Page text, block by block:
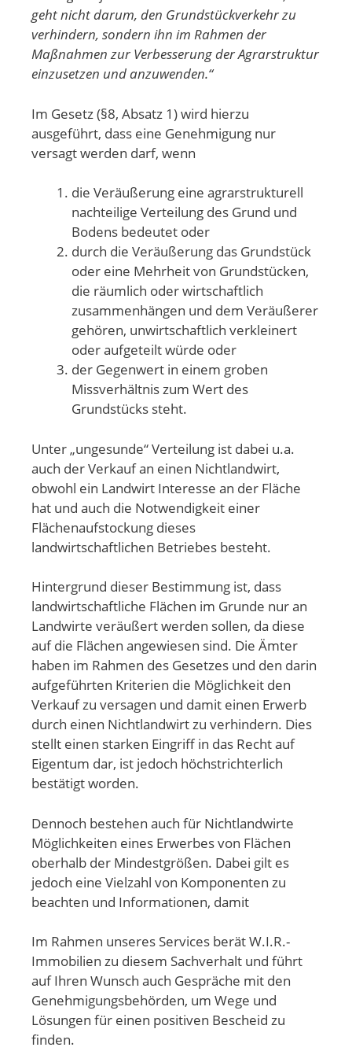
geht nicht darum, den Grundstückverkehr zu
verhindern, sondern ihn im Rahmen der
Maßnahmen zur Verbesserung der Agrarstruktur
einzusetzen und anzuwenden.“
Im Gesetz (§8, Absatz 1) wird hierzu
ausgeführt, dass eine Genehmigung nur
versagt werden darf, wenn
die Veräußerung eine agrarstrukturell
nachteilige Verteilung des Grund und
Bodens bedeutet oder
durch die Veräußerung das Grundstück
oder eine Mehrheit von Grundstücken,
die räumlich oder wirtschaftlich
zusammenhängen und dem Veräußerer
gehören, unwirtschaftlich verkleinert
oder aufgeteilt würde oder
der Gegenwert in einem groben
Missverhältnis zum Wert des
Grundstücks steht.
Unter „ungesunde“ Verteilung ist dabei u.a.
auch der Verkauf an einen Nichtlandwirt,
obwohl ein Landwirt Interesse an der Fläche
hat und auch die Notwendigkeit einer
Flächenaufstockung dieses
landwirtschaftlichen Betriebes besteht.
Hintergrund dieser Bestimmung ist, dass
landwirtschaftliche Flächen im Grunde nur an
Landwirte veräußert werden sollen, da diese
auf die Flächen angewiesen sind. Die Ämter
haben im Rahmen des Gesetzes und den darin
aufgeführten Kriterien die Möglichkeit den
Verkauf zu versagen und damit einen Erwerb
durch einen Nichtlandwirt zu verhindern. Dies
stellt einen starken Eingriff in das Recht auf
Eigentum dar, ist jedoch höchstrichterlich
bestätigt worden.
Dennoch bestehen auch für Nichtlandwirte
Möglichkeiten eines Erwerbes von Flächen
oberhalb der Mindestgrößen. Dabei gilt es
jedoch eine Vielzahl von Komponenten zu
beachten und Informationen, damit
Im Rahmen unseres Services berät W.I.R.-
Immobilien zu diesem Sachverhalt und führt
auf Ihren Wunsch auch Gespräche mit den
Genehmigungsbehörden, um Wege und
Lösungen für einen positiven Bescheid zu
finden.